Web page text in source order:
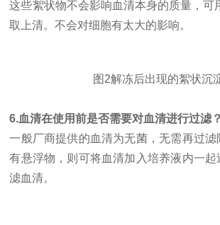
这些絮状物不会影响血清本身的质量，可
取上清。不会对细胞有太大的影响。
图 2解冻后出现的絮状沉
6.血清在使用前是否需要对血清进行过滤？
一般厂商提供的血清为无菌，无需再过
有悬浮物，则可将血清加入培养液内一
滤血清。